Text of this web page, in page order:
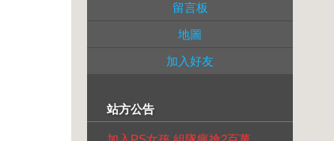
留言板
地圖
加入好友
站方公告